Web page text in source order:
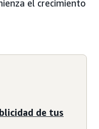
el crecimiento
de tus